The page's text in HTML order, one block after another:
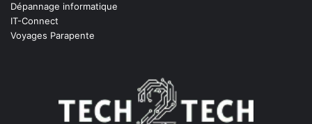
Dépannage informatique
IT-Connect
Voyages Parapente